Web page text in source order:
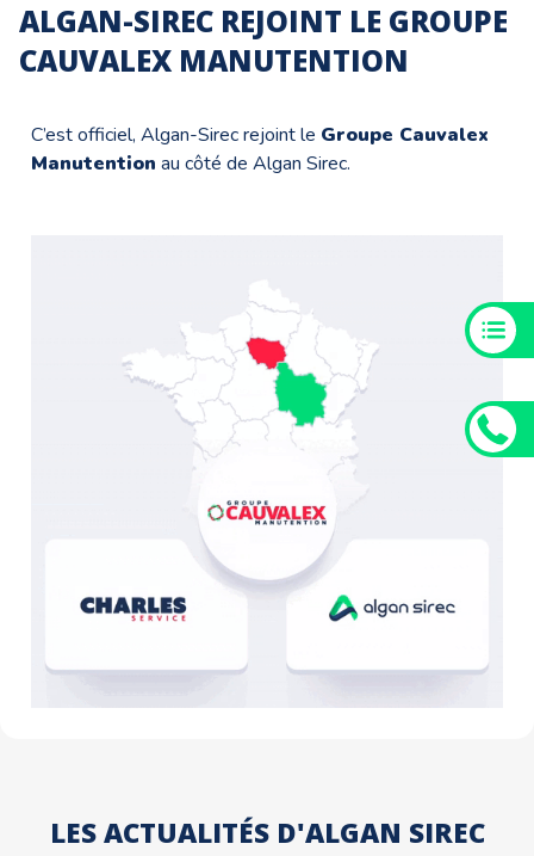
ALGAN-SIREC REJOINT LE GROUPE
CAUVALEX MANUTENTION
C’est officiel, Algan-Sirec rejoint le Groupe Cauvalex
Manutention au côté de Algan Sirec.
LES ACTUALITÉS D'ALGAN SIREC